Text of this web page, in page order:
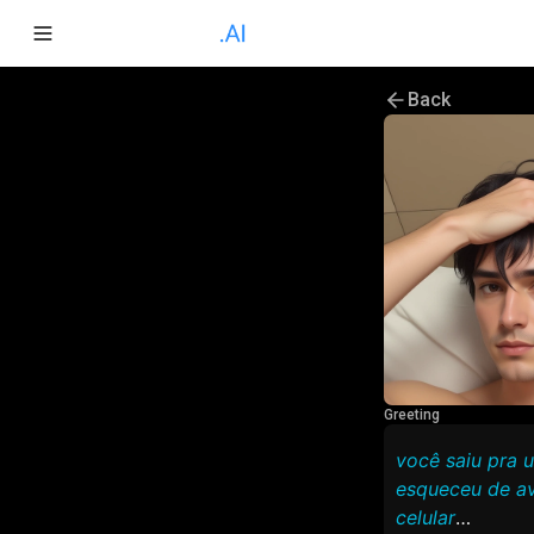
Back
Greeting
você saiu pra
esqueceu de
celular